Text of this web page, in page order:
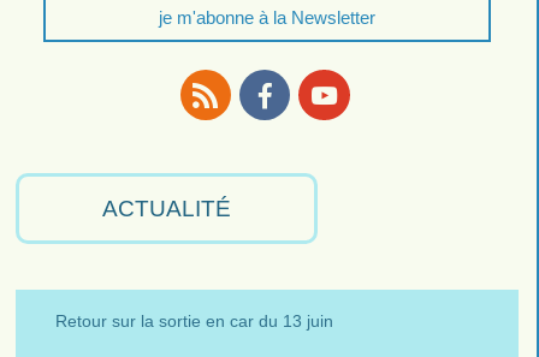
je m'abonne à la Newsletter
ACTUALITÉ
Retour sur la sortie en car du 13 juin